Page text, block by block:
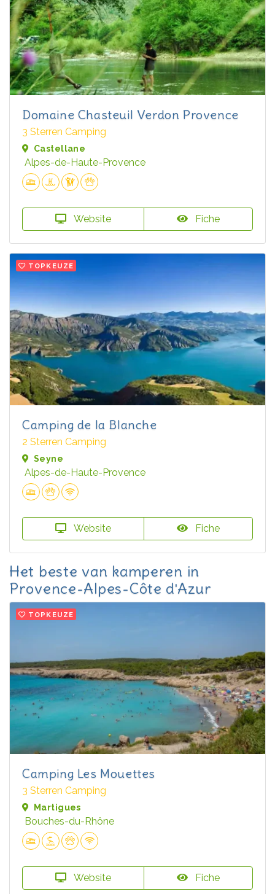
Domaine Chasteuil Verdon Provence
3 Sterren Camping
Castellane
Alpes-de-Haute-Provence
Website Fiche
TOPKEUZE
Camping de la Blanche
2 Sterren Camping
Seyne
Alpes-de-Haute-Provence
Website Fiche
Het beste van kamperen in
Provence-Alpes-Côte d'Azur
TOPKEUZE
Camping Les Mouettes
3 Sterren Camping
Martigues
Bouches-du-Rhône
Website Fiche